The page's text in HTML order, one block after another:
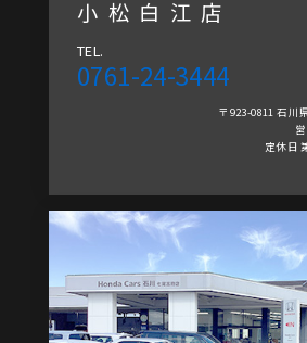
小松白江店
TEL.
0761-24-3444
〒923-0811 石川
定休日